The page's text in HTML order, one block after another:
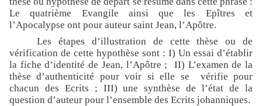
Le quatrième Evangile ainsi que les Epîtres et
l’Apocalypse ont pour auteur saint Jean, l’Apôtre.
Les étapes d’illustration de cette thèse ou de
vérification de cette hypothèse sont : I) Un essai d’établir
la fiche d’identité de Jean, l’Apôtre ;
II) L’examen de la
thèse d’authenticité pour voir si elle se
vérifie pour
chacun des Ecrits ; III) une synthèse de l’état de la
question d’auteur pour l’ensemble des Ecrits johanniques.